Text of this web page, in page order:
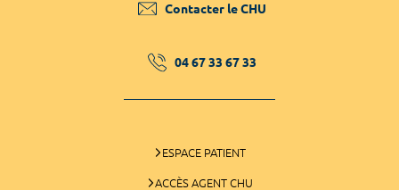
Contacter le CHU
04 67 33 67 33
ESPACE PATIENT
ACCÈS AGENT CHU